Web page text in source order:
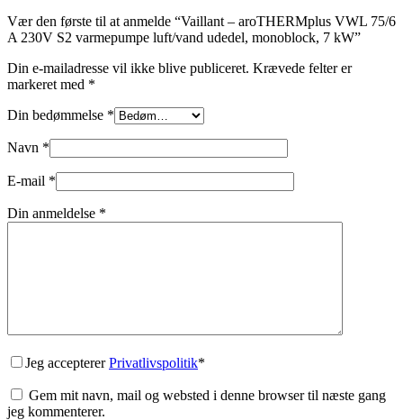
Vær den første til at anmelde “Vaillant – aroTHERMplus VWL 75/6
A 230V S2 varmepumpe luft/vand udedel, monoblock, 7 kW”
Din e-mailadresse vil ikke blive publiceret. Krævede felter er
markeret med *
Din bedømmelse *
Navn *
E-mail *
Din anmeldelse *
Jeg acceptererPrivatlivspolitik*
Gem mit navn, mail og websted i denne browser til næste gang
jeg kommenterer.